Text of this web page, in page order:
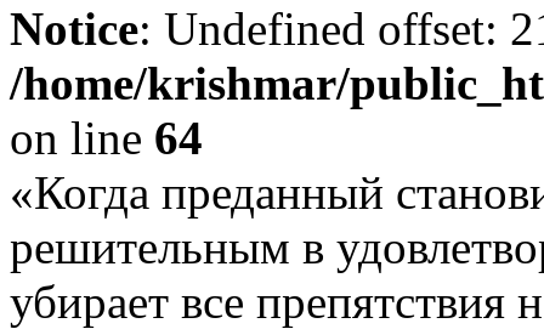
Notice: Undefined offset:
/home/krishmar/
on line 64
«Когда преданный
решительным в
убирает все препятствия